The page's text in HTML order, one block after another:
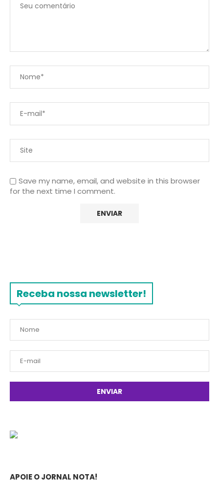
Save my name, email, and website in this browser
for the next time I comment.
Receba nossa newsletter!
APOIE O JORNAL NOTA!